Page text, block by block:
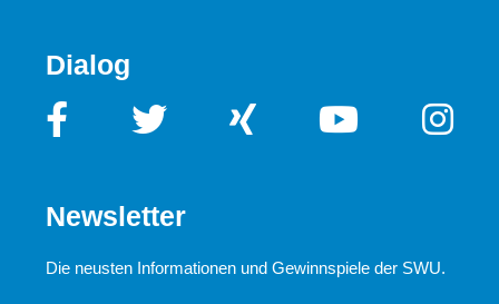
Newsletter
Die neusten Informationen und Gewinnspiele der SWU.
Dialog